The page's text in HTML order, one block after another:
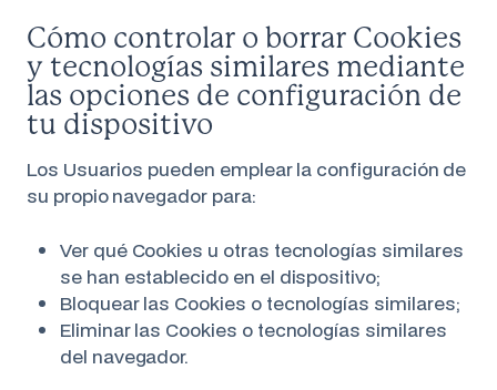
Cómo controlar o borrar Cookies
y tecnologías similares mediante
las opciones de configuración de
tu dispositivo
Los Usuarios pueden emplear la configuración de
su propio navegador para:
Ver qué Cookies u otras tecnologías similares
se han establecido en el dispositivo;
Bloquear las Cookies o tecnologías similares;
Eliminar las Cookies o tecnologías similares
del navegador.